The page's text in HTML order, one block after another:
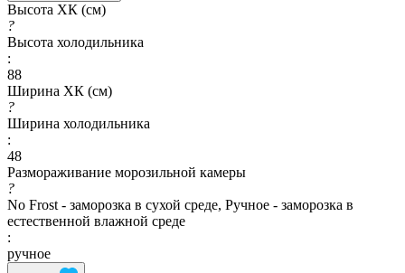
Высота ХК (см)
?
Высота холодильника
:
88
Ширина ХК (см)
?
Ширина холодильника
:
48
Размораживание морозильной камеры
?
No Frost - заморозка в сухой среде, Ручное - заморозка в
естественной влажной среде
:
ручное